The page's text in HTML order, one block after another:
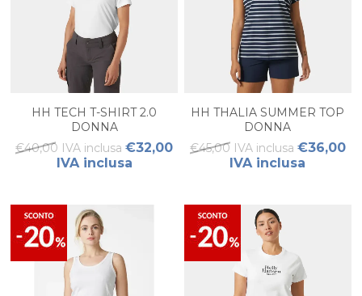
HH TECH T-SHIRT 2.0
DONNA
€40,00 IVA inclusa €32,00
IVA inclusa
HH THALIA SUMMER TOP
DONNA
€45,00 IVA inclusa €36,00
IVA inclusa